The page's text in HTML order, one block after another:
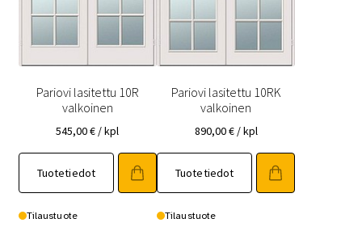
Pariovi lasitettu 10R
valkoinen
545,00€ / kpl
Tuotetiedot
Tällä
tuotteella
on
useampi
Tilaustuote
Pariovi lasitettu 10RK
valkoinen
890,00€ / kpl
Tuotetiedot
Tällä
tuotteella
on
useampi
Tilaustuote